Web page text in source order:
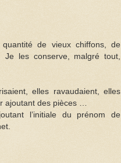
quantité de vieux chiffons, de
Je les conserve, malgré tout,
elles ravaudaient, elles
ajoutant des pièces …
l’initiale du prénom de